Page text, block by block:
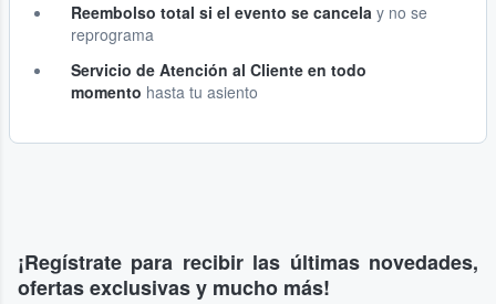
Reembolso total si el evento se cancela y no se
reprograma
Servicio de Atención al Cliente en todo
momento hasta tu asiento
¡Regístrate para recibir las últimas novedades,
ofertas exclusivas y mucho más!